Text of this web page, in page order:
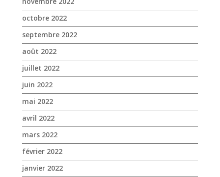
octobre 2022
septembre 2022
août 2022
juillet 2022
juin 2022
mai 2022
avril 2022
mars 2022
février 2022
janvier 2022